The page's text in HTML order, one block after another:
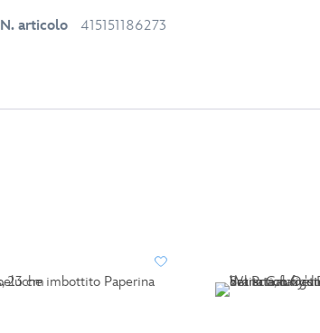
N. articolo 415151186273